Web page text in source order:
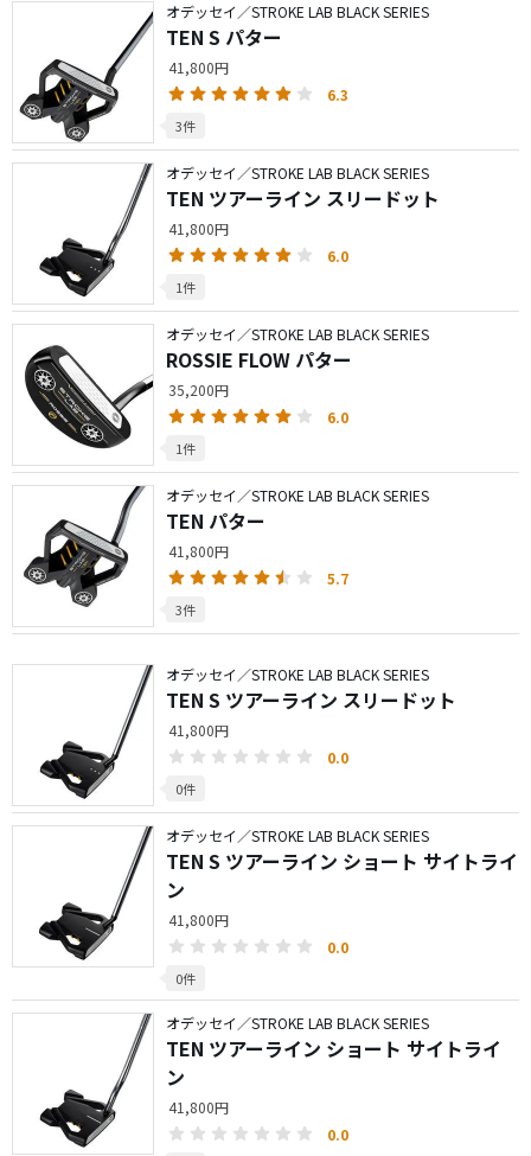
オデッセイ／STROKE LAB BLACK SERIES
TEN S パター
41,800円
6.3
3件
オデッセイ／STROKE LAB BLACK SERIES
TEN ツアーライン スリードット
41,800円
6.0
1件
オデッセイ／STROKE LAB BLACK SERIES
ROSSIE FLOW パター
35,200円
6.0
1件
オデッセイ／STROKE LAB BLACK SERIES
TEN パター
41,800円
5.7
3件
オデッセイ／STROKE LAB BLACK SERIES
TEN S ツアーライン スリードット
41,800円
0.0
0件
オデッセイ／STROKE LAB BLACK SERIES
TEN S ツアーライン ショート サイトライ
ン
41,800円
0.0
0件
オデッセイ／STROKE LAB BLACK SERIES
TEN ツアーライン ショート サイトライ
ン
41,800円
0.0